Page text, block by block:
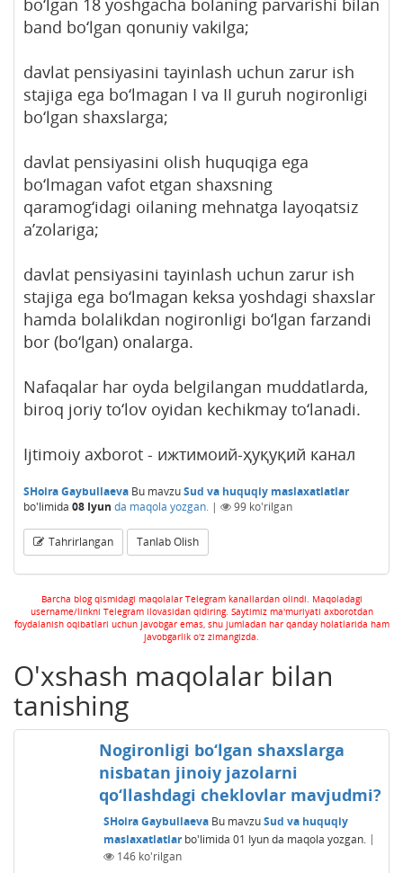
band bo‘lgan qonuniy vakilga;
davlat pensiyasini tayinlash uchun zarur ish
stajiga ega bo‘lmagan I va II guruh nogironligi
bo‘lgan shaxslarga;
davlat pensiyasini olish huquqiga ega
bo‘lmagan vafot etgan shaxsning
qaramog‘idagi oilaning mehnatga layoqatsiz
a’zolariga;
davlat pensiyasini tayinlash uchun zarur ish
stajiga ega bo‘lmagan keksa yoshdagi shaxslar
hamda bolalikdan nogironligi bo‘lgan farzandi
bor (bo‘lgan) onalarga.
Nafaqalar har oyda belgilangan muddatlarda,
biroq joriy to‘lov oyidan kechikmay to‘lanadi.
Ijtimoiy axborot - ижтимоий-ҳуқуқий канал
SHoira Gaybullaeva Bu mavzuSud va huquqiy maslaxatlatlar
bo'limida 08 Iyun da maqola yozgan. | 99 ko'rilgan
Tahrirlangan Tanlab Olish
Barcha blog qismidagi maqolalar Telegram kanallardan olindi. Maqoladagi
username/linkni Telegram ilovasidan qidiring. Saytimiz ma'muriyati axborotdan
foydalanish oqibatlari uchun javobgar emas, shu jumladan har qanday holatlarida ham
javobgarlik o'z zimangizda.
O'xshash maqolalar bilan
tanishing
Nogironligi bo‘lgan shaxslarga
nisbatan jinoiy jazolarni
qo‘llashdagi cheklovlar mavjudmi?
SHoira Gaybullaeva Bu mavzuSud va huquqiy
maslaxatlatlarbo'limida 01 Iyun da maqola yozgan. |
146ko'rilgan